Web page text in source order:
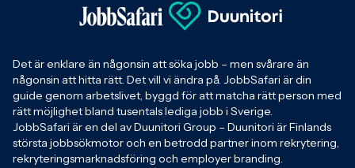
Det är enklare än någonsin att söka jobb – men svårare än
någonsin att hitta rätt. Det vill vi ändra på. JobbSafari är din
guide genom arbetslivet, byggd för att matcha rätt person med
rätt möjlighet bland tusentals lediga jobb i Sverige.
JobbSafari är en del av Duunitori Group – Duunitori är Finlands
största jobbsökmotor och en betrodd partner inom rekrytering,
rekryteringsmarknadsföring och employer branding.